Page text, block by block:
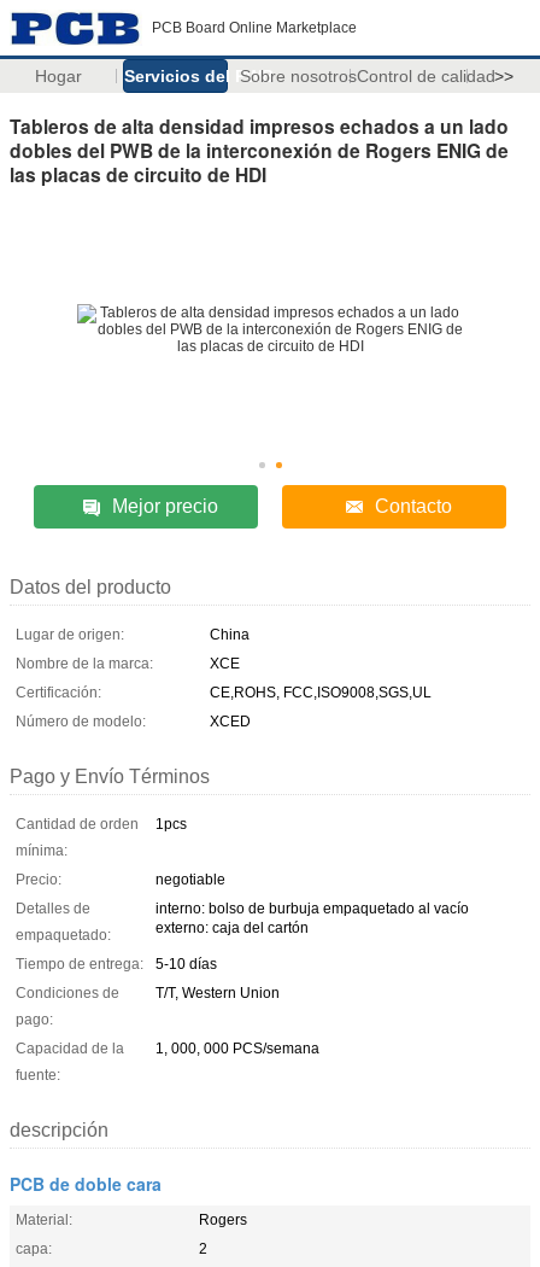
PCB Board Online Marketplace
Hogar Servicios del PWBSobre nosotrosControl de calidad>>
Tableros de alta densidad impresos echados a un lado
dobles del PWB de la interconexión de Rogers ENIG de
las placas de circuito de HDI
Mejor precio Contacto
Datos del producto
Lugar de origen:
China
Nombre de la marca:
XCE
Certificación:
CE,ROHS, FCC,ISO9008,SGS,UL
Número de modelo:
XCED
Pago y Envío Términos
Cantidad de orden
mínima:
1pcs
Precio:
negotiable
Detalles de
empaquetado:
interno: bolso de burbuja empaquetado al vacío
externo: caja del cartón
Tiempo de entrega:
5-10 días
Condiciones de
pago:
T/T, Western Union
Capacidad de la
fuente:
1, 000, 000 PCS/semana
descripción
PCB de doble cara
Material:
Rogers
capa:
2